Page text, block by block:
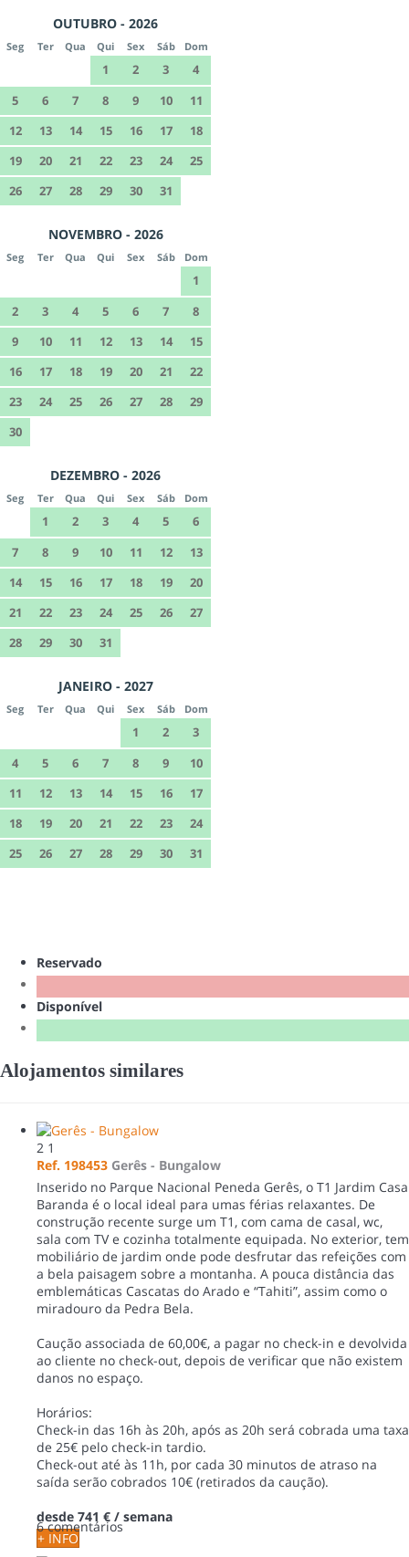
OUTUBRO - 2026
Seg Ter Qua Qui Sex Sáb Dom
1 2 3
4
5
6 7 8 9 10
11
12
13 14 15 16 17
18
19
20 21 22 23 24
25
26
27 28 29 30 31
NOVEMBRO - 2026
Seg Ter Qua Qui Sex Sáb Dom
1
2
3 4 5 6 7
8
9
10 11 12 13 14
15
16
17 18 19 20 21
22
23
24 25 26 27 28
29
30
DEZEMBRO - 2026
Seg Ter Qua Qui Sex Sáb Dom
1 2 3 4 5
6
7
8 9 10 11 12
13
14
15 16 17 18 19
20
21
22 23 24 25 26
27
28
29 30 31
JANEIRO - 2027
Seg Ter Qua Qui Sex Sáb Dom
1 2
3
4
5 6 7 8 9
10
11
12 13 14 15 16
17
18
19 20 21 22 23
24
25
26 27 28 29 30 31
Reservado
Disponível
Alojamentos similares
2 1
Ref. 198453 Gerês - Bungalow
Inserido no Parque Nacional Peneda Gerês, o T1 Jardim Casa
Baranda é o local ideal para umas férias relaxantes. De
construção recente surge um T1, com cama de casal, wc,
sala com TV e cozinha totalmente equipada. No exterior, tem
mobiliário de jardim onde pode desfrutar das refeições com
a bela paisagem sobre a montanha. A pouca distância das
emblemáticas Cascatas do Arado e “Tahiti”, assim como o
miradouro da Pedra Bela.
Caução associada de 60,00€, a pagar no check-in e devolvida
ao cliente no check-out, depois de verificar que não existem
danos no espaço.
Horários:
Check-in das 16h às 20h, após as 20h será cobrada uma taxa
de 25€ pelo check-in tardio.
Check-out até às 11h, por cada 30 minutos de atraso na
saída serão cobrados 10€ (retirados da caução).
6 comentários
desde 741 € / semana
+ INFO